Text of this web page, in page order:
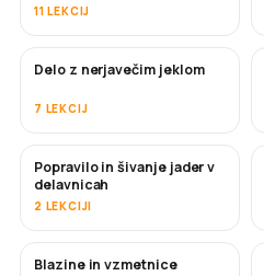
11 LEKCIJ
KMALU
Delo z nerjavečim jeklom
7 LEKCIJ
KMALU
Popravilo in šivanje jader v
delavnicah
2 LEKCIJI
Blazine in vzmetnice